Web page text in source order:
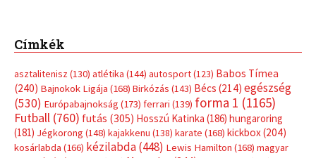
Címkék
asztalitenisz (130) atlétika (144) autosport(123) Babos Tímea
(240) Bajnokok Ligája (168) Birkózás (143) Bécs (214) egészség
(530) Európabajnokság (173) ferrari (139) forma 1 (1165)
Futball (760) futás (305) Hosszú Katinka (186) hungaroring
(181) Jégkorong (148) kajakkenu (138) karate (168) kickbox(204)
kosárlabda (166) kézilabda(448) Lewis Hamilton (168) magyar